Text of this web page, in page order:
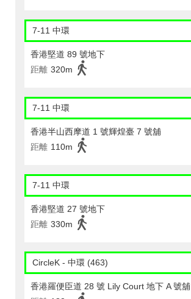
7-11 中環
香港堅道 89 號地下
距離 320m
7-11 中環
香港半山西摩道 1 號輝煌臺 7 號舖
距離 110m
7-11 中環
香港堅道 27 號地下
距離 330m
CircleK - 中環 (463)
香港羅便臣道 28 號 Lily Court 地下 A 號舖